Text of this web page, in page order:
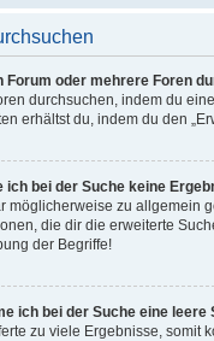
Forum oder mehrere Foren
durchsuchen, indem du
erhältst du, indem du den
ich bei der Suche keine
möglicherweise zu allgemein
die dir die erweiterte
der Begriffe!
ich bei der Suche eine leere
zu viele Ergebnisse, somit